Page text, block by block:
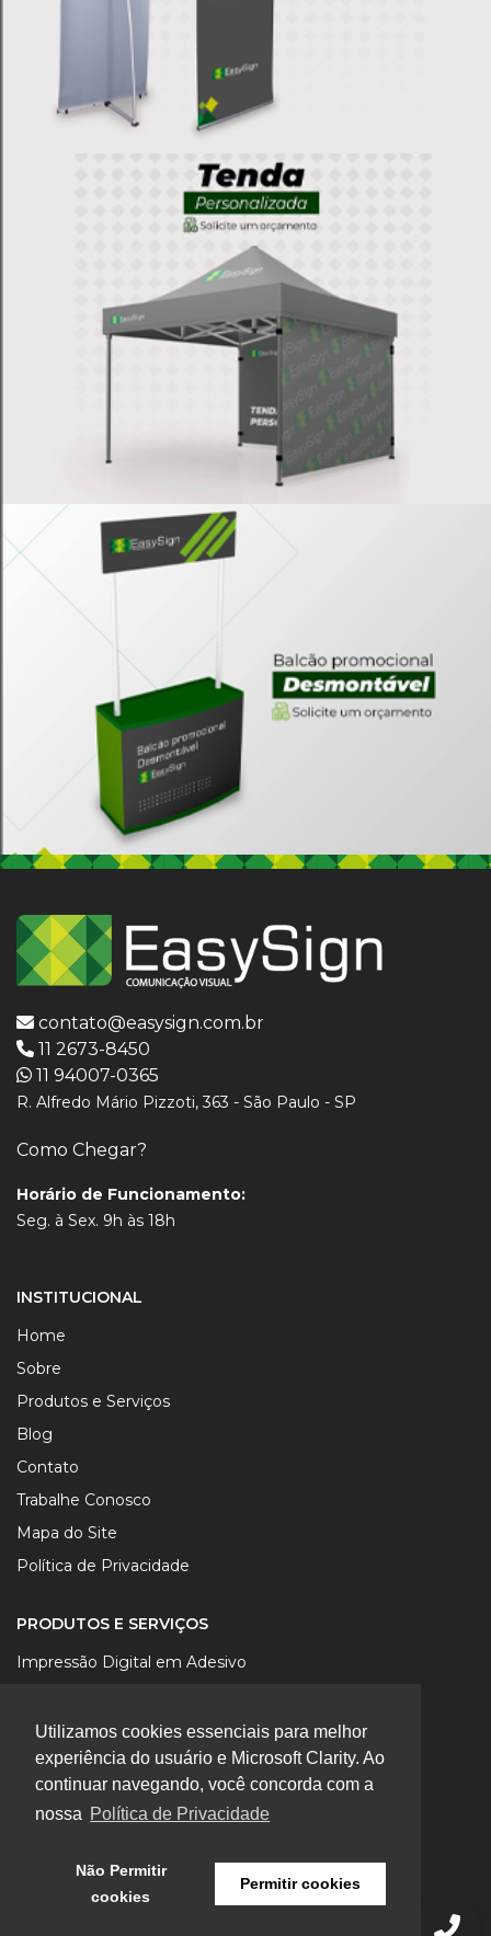
Utilizamos cookies essenciais para melhor
experiência do usuário e Microsoft Clarity. Ao
continuar navegando, você concorda com a
nossa Política de Privacidade
Não Permitir
cookies
Permitir cookies
contato@easysign.com.br
11 2673-8450
11 94007-0365
R. Alfredo Mário Pizzoti, 363 - São Paulo - SP
Como Chegar?
Horário de Funcionamento:
Seg. à Sex. 9h às 18h
INSTITUCIONAL
Home
Sobre
Produtos e Serviços
Blog
Contato
Trabalhe Conosco
Mapa do Site
Política de Privacidade
PRODUTOS E SERVIÇOS
Impressão Digital em Adesivo
Impressão Digital em Papel
Impressão Digital UV em Chapa
Impressão Digital Sublimática em Tecido
Produtos Promocionais
2026 Easy Sign Comunicação Visual. Todos os direitos